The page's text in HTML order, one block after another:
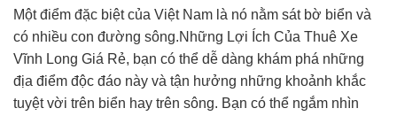
Một điểm đặc biệt của Việt Nam là nó nằm sát bờ biển và
có nhiều con đường sông.Những Lợi Ích Của Thuê Xe
Vĩnh Long Giá Rẻ, bạn có thể dễ dàng khám phá những
địa điểm độc đáo này và tận hưởng những khoảnh khắc
tuyệt vời trên biển hay trên sông. Bạn có thể ngắm nhìn